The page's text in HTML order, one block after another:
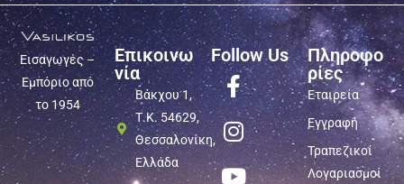
Εισαγωγές –
Εμπόριο από
το 1954
Επικοινω
νία
Βάκχου 1,
Τ.Κ. 54629,
Θεσσαλονίκη,
Ελλάδα
Follow Us
Πληροφο
ρίες
Εταιρεία
Εγγραφή
Τραπεζικοί
Λογαριασμοί